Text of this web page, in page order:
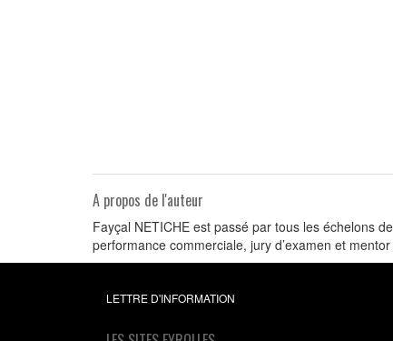
A propos de l'auteur
Fayçal NETICHE est passé par tous les échelons
performance commerciale, jury d’examen et
LETTRE D'INFORMATION